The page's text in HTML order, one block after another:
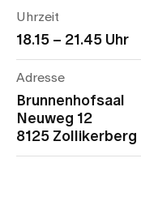
Kontakt
Blog
Medien
Publikationen
Uhrzeit
18.15 – 21.45 Uhr
Adresse
Brunnenhofsaal
Neuweg 12
8125 Zollikerberg